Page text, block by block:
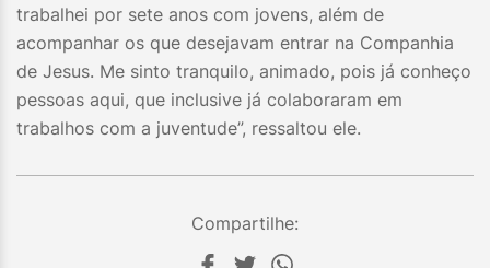
trabalhei por sete anos com jovens, além de
acompanhar os que desejavam entrar na Companhia
de Jesus. Me sinto tranquilo, animado, pois já conheço
pessoas aqui, que inclusive já colaboraram em
trabalhos com a juventude”, ressaltou ele.
Compartilhe: